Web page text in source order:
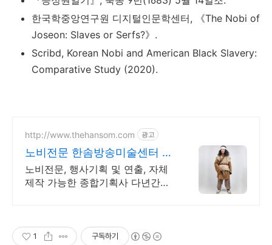
한국학중앙연구원 디지털인문학센터, 《The Nobi of
Joseon: Slaves or Serfs?》.
Scribd, Korean Nobi and American Black Slavery:
Comparative Study (2020).
http://www.thehansom.com 광고
노비전문 한솜방송미술센터 기
본 2박3일의 대여기간!
노비전문, 행사기획 및 연출, 자체
제작 가능한 종합기획사 다년간의
1 구독하기